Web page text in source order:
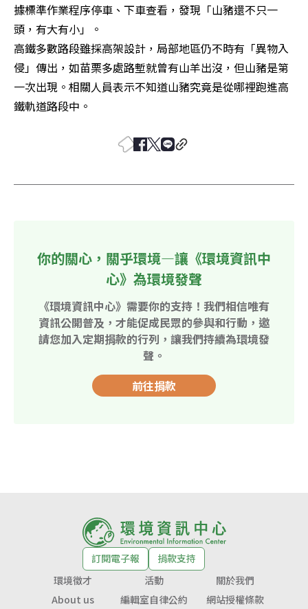
據標準作業程序停車、下車查看，發現「山豬還不只一
頭，有大有小」。
高鐵多數路段雖採高架設計，局部地區仍不時有「異物入
侵」傳出，如苗栗多處路塹就曾有山羊出沒，但山豬是第
一次出現。相關人員表示不知道山豬究竟是從哪裡跑進高
鐵軌道路段中。
你的關心，關乎環境—讓《環境資訊中
心》為環境發聲
《環境資訊中心》需要你的支持！我們相信唯有
資訊公開普及，才能促成民眾的參與和行動，邀
請您加入定期捐款的行列，讓我們持續為環境發
聲。
前往捐款
訂閱電子報
捐款支持
環境徵才
活動
關於我們
About us
編輯室自律公約 網站授權條款